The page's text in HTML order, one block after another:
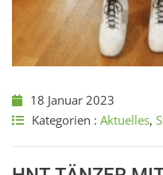
18 Januar 2023
Kategorien : Aktuelles,